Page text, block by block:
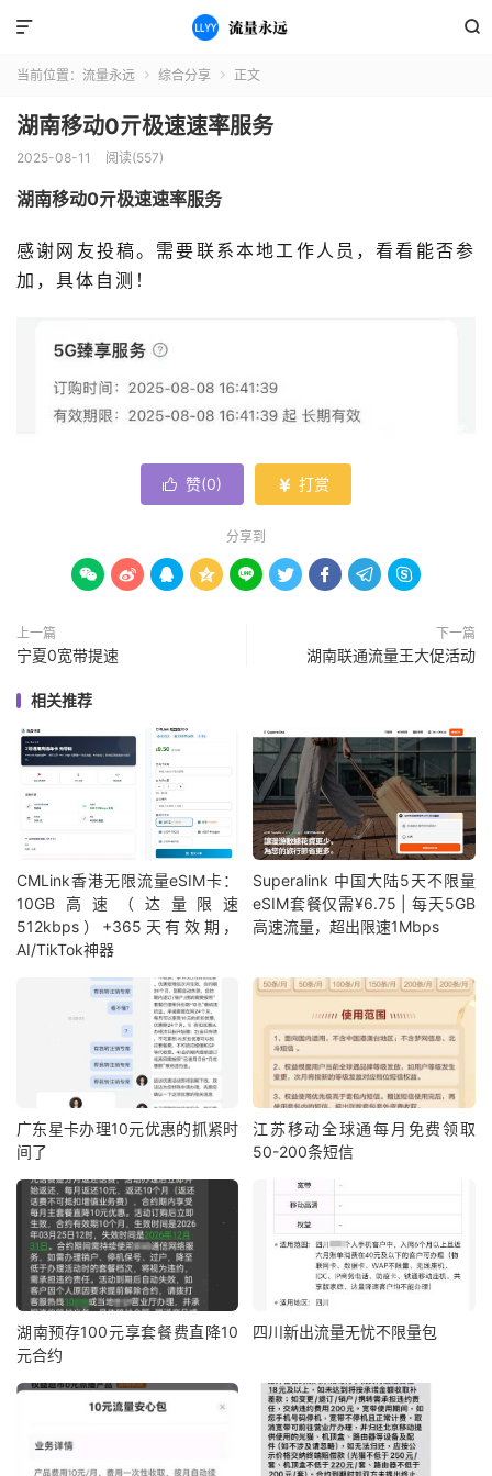


当前位置： 流量永远  综合分享  正文
湖南移动0亓极速速率服务
2025-08-11 阅读(557)
湖南移动0亓极速速率服务
感谢网友投稿。需要联系本地工作人员，看看能否参
加，具体自测！
 赞(0)  打赏
分享到
        
上一篇
宁夏0宽带提速
下一篇
湖南联通流量王大促活动
相关推荐
CMLink香港无限流量eSIM卡：
10GB高速（达量限速
512kbps）+365天有效期，
AI/TikTok神器
Superalink 中国大陆5天不限量
eSIM套餐仅需¥6.75 | 每天5GB
高速流量，超出限速1Mbps
广东星卡办理10元优惠的抓紧时
间了
江苏移动全球通每月免费领取
50-200条短信
湖南预存100元享套餐费直降10
元合约
四川新出流量无忧不限量包